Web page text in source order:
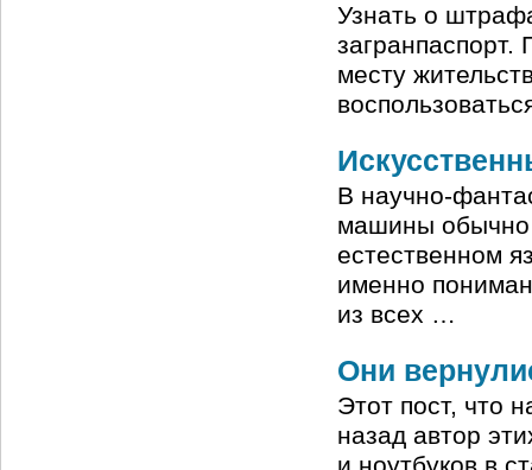
Узнать о
загранпаспорт.
месту
В научно-
машины обычно
естественном
именно
из всех …
Они
Этот пост, что
назад автор